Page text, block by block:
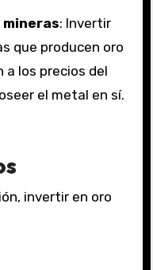
mineras: Invertir
que producen oro
a los precios del
el metal en sí.
invertir en oro